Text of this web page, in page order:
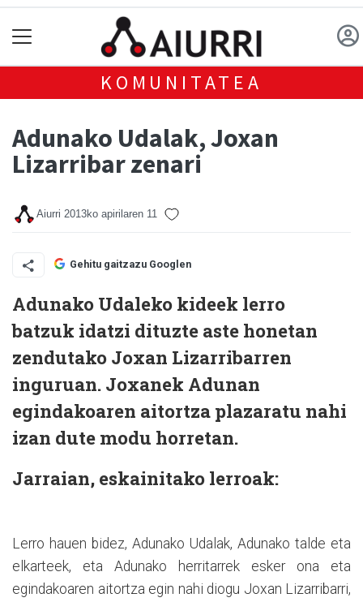
KOMUNITATEA
Adunako Udalak, Joxan
Lizarribar zenari
Aiurri 2013ko apirilaren 11
Gehitu gaitzazu Googlen
Adunako Udaleko kideek lerro
batzuk idatzi dituzte aste honetan
zendutako Joxan Lizarribarren
inguruan. Joxanek Adunan
egindakoaren aitortza plazaratu nahi
izan dute modu horretan.
Jarraian, eskainitako lerroak:
Lerro hauen bidez, Adunako Udalak, Adunako talde eta
elkarteek, eta Adunako herritarrek esker ona eta
egindakoaren aitortza egin nahi diogu Joxan Lizarribarri,